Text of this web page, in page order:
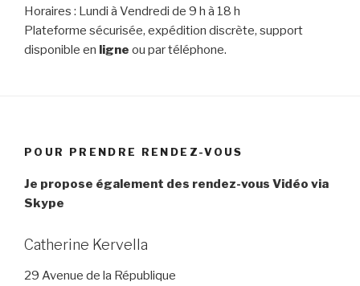
Horaires : Lundi à Vendredi de 9 h à 18 h
Plateforme sécurisée, expédition discrète, support
disponible en ligne ou par téléphone.
POUR PRENDRE RENDEZ-VOUS
Je propose également des rendez-vous Vidéo via
Skype
Catherine Kervella
29 Avenue de la République